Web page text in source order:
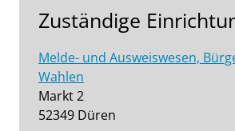
Zuständige
Melde- und Ausweiswesen,
Wahlen
Markt 2
52349 Düren